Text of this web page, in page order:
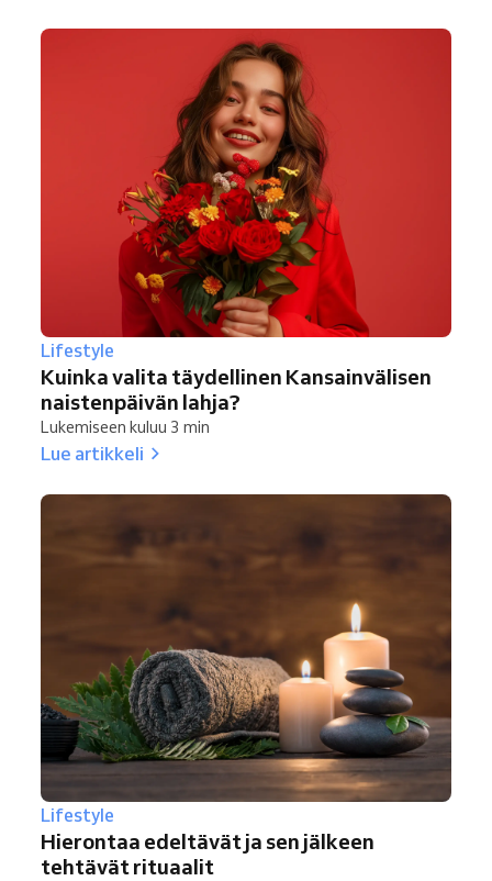
Lifestyle
Kuinka valita täydellinen Kansainvälisen
naistenpäivän lahja?
Lukemiseen kuluu 3 min
Lue artikkeli
Lifestyle
Hierontaa edeltävät ja sen jälkeen
tehtävät rituaalit